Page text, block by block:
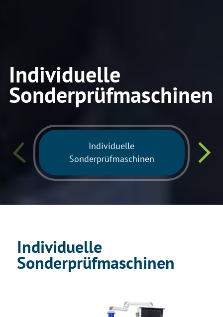
Individuelle
Sonderprüfmaschinen
Individuelle
Sonderprüfmaschinen
Individuelle
Sonderprüfmaschinen